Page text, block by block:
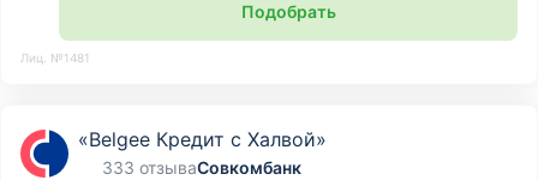
Подобрать
Лиц. №1481
«Belgee Кредит с Халвой»
333 отзываСовкомбанк